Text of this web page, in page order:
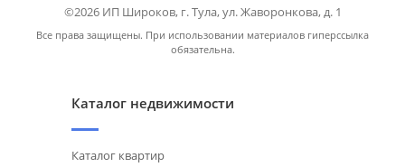
©2026 ИП Широков, г. Тула, ул. Жаворонкова, д. 1
Все права защищены. При использовании материалов гиперссылка
обязательна.
Каталог недвижимости
Каталог квартир